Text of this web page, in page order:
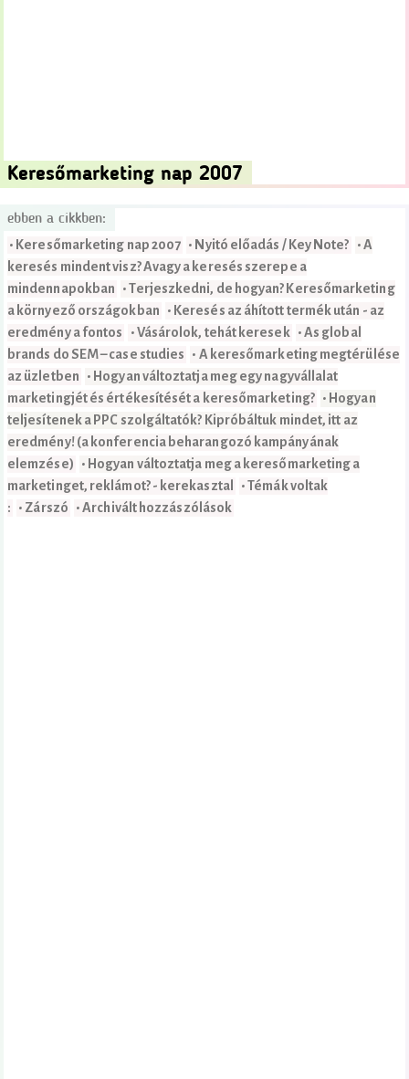
Keresőmarketing nap 2007
ebben a cikkben:
• Keresőmarketing nap 2007 • Nyitó előadás / Key Note? • A
keresés mindent visz? Avagy a keresés szerepe a
mindennapokban • Terjeszkedni, de hogyan? Keresőmarketing
a környező országokban • Keresés az áhított termék után - az
eredmény a fontos • Vásárolok, tehát keresek • As global
brands do SEM – case studies • A keresőmarketing megtérülése
az üzletben • Hogyan változtatja meg egy nagyvállalat
marketingjét és értékesítését a keresőmarketing? • Hogyan
teljesítenek a PPC szolgáltatók? Kipróbáltuk mindet, itt az
eredmény! (a konferencia beharangozó kampányának
elemzése) • Hogyan változtatja meg a keresőmarketing a
marketinget, reklámot? - kerekasztal • Témák voltak
: • Zárszó • Archivált hozzászólások